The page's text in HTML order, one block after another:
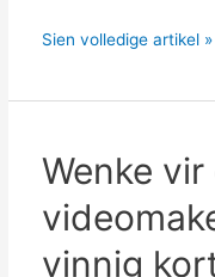
Gewone
kan
oorsee
maak
deur
Sien volledige artikel »
Wenke
vinnig